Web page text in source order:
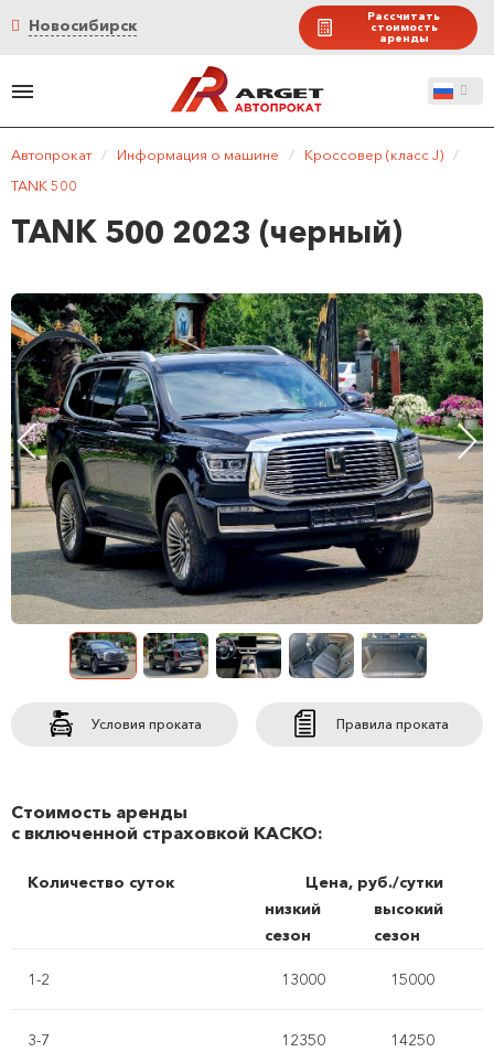
Новосибирск Рассчитать
стоимость
аренды
Автопрокат / Информация о машине / Кроссовер (класс J)
/
TANK 500
TANK 500 2023 (черный)
Условия проката Правила проката
Стоимость аренды
с включенной страховкой КАСКО:
Количество суток
Цена, руб./сутки
низкий
сезон
высокий
сезон
1-2 13000 15000
3-7 12350 14250